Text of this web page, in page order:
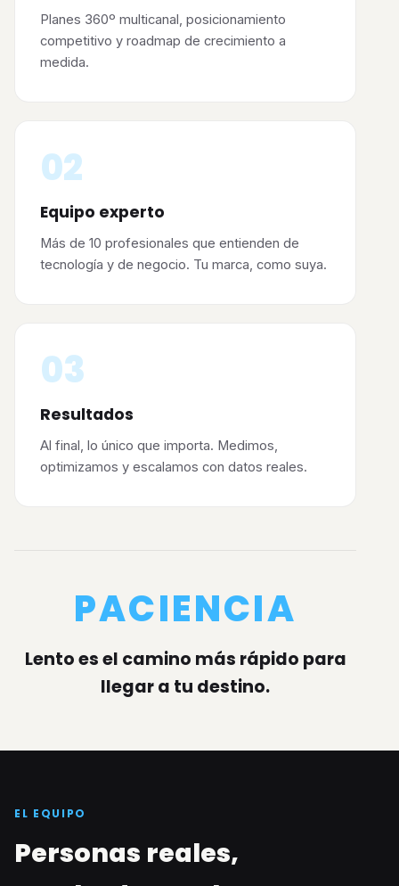
Planes 360º multicanal, posicionamiento
competitivo y roadmap de crecimiento a
medida.
02
Equipo experto
Más de 10 profesionales que entienden de
tecnología y de negocio. Tu marca, como suya.
03
Resultados
Al final, lo único que importa. Medimos,
optimizamos y escalamos con datos reales.
PACIENCIA
Lento es el camino más rápido para
llegar a tu destino.
EL EQUIPO
Personas reales,